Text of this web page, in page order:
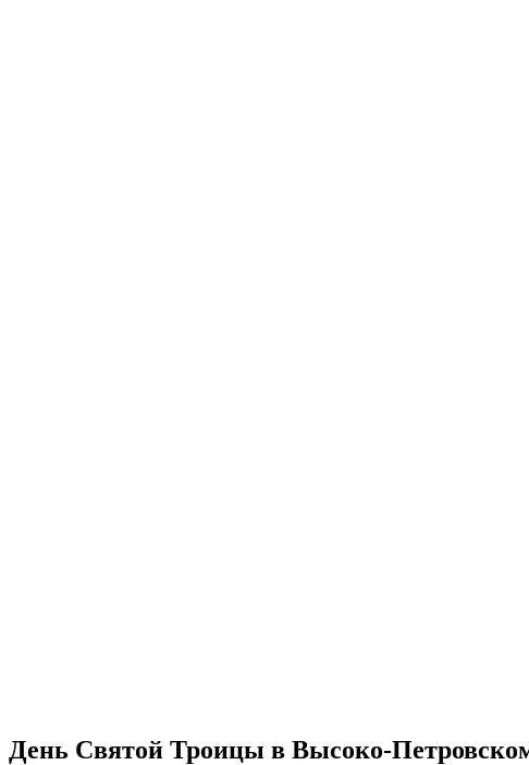
День Святой Троицы в Высоко-